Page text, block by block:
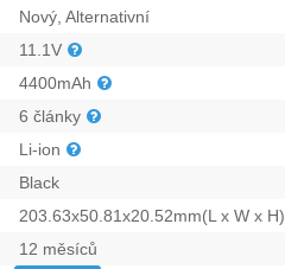
Nový, Alternativní
11.1V
4400mAh
6 články
Li-ion
Black
203.63x50.81x20.52mm(L x W x H)
12 měsíců